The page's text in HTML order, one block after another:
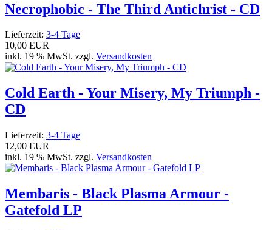
Necrophobic - The Third Antichrist - CD
Lieferzeit: 3-4 Tage
10,00 EUR
inkl. 19 % MwSt. zzgl. Versandkosten
Cold Earth - Your Misery, My Triumph -
CD
Lieferzeit: 3-4 Tage
12,00 EUR
inkl. 19 % MwSt. zzgl. Versandkosten
Membaris - Black Plasma Armour -
Gatefold LP